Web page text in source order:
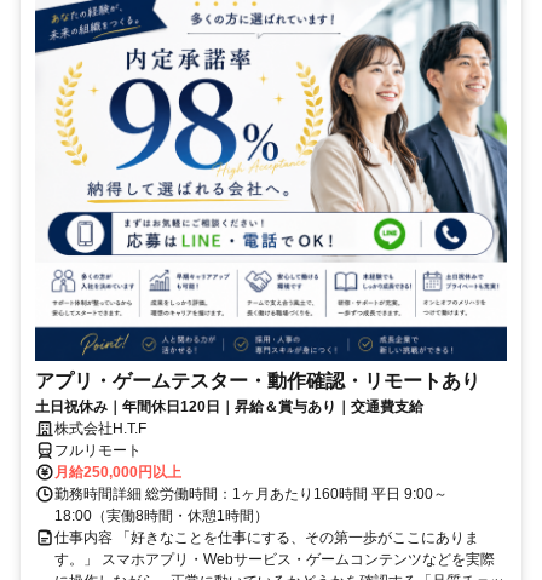
アプリ・ゲームテスター・動作確認・リモートあり
土日祝休み｜年間休日120日｜昇給＆賞与あり｜交通費支給
株式会社H.T.F
フルリモート
月給250,000円以上
勤務時間詳細 総労働時間：1ヶ月あたり160時間 平日 9:00～
18:00（実働8時間・休憩1時間）
仕事内容 「好きなことを仕事にする、その第一歩がここにありま
す。」 スマホアプリ・Webサービス・ゲームコンテンツなどを実際